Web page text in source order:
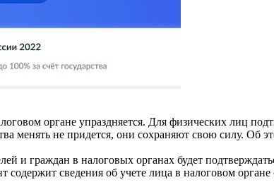
органе упраздняется. Для физических лиц
менять не придется, они сохраняют свою силу.
и граждан в налоговых органах будет
содержит сведения об учете лица в налоговом